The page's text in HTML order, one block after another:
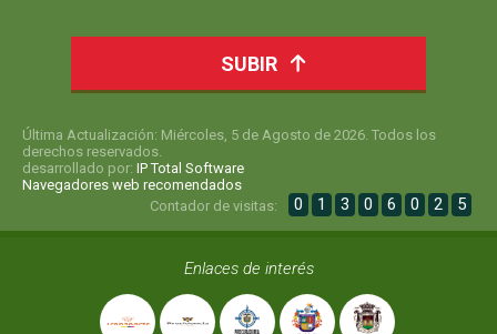
SUBIR
Última Actualización: Miércoles, 5 de Agosto de 2026. Todos los
derechos reservados.
desarrollado por: IP Total Software
Navegadores web recomendados
Contador de visitas:
0 1 3 0 6 0 2 5
Enlaces de interés